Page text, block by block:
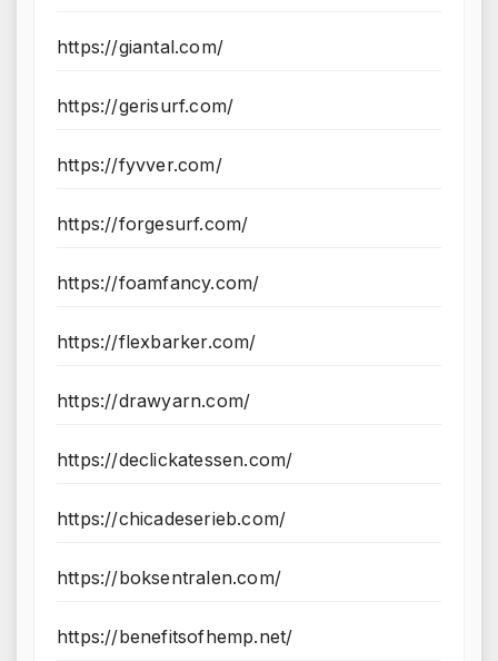
https://giantal.com/
https://gerisurf.com/
https://fyvver.com/
https://forgesurf.com/
https://foamfancy.com/
https://flexbarker.com/
https://drawyarn.com/
https://declickatessen.com/
https://chicadeserieb.com/
https://boksentralen.com/
https://benefitsofhemp.net/